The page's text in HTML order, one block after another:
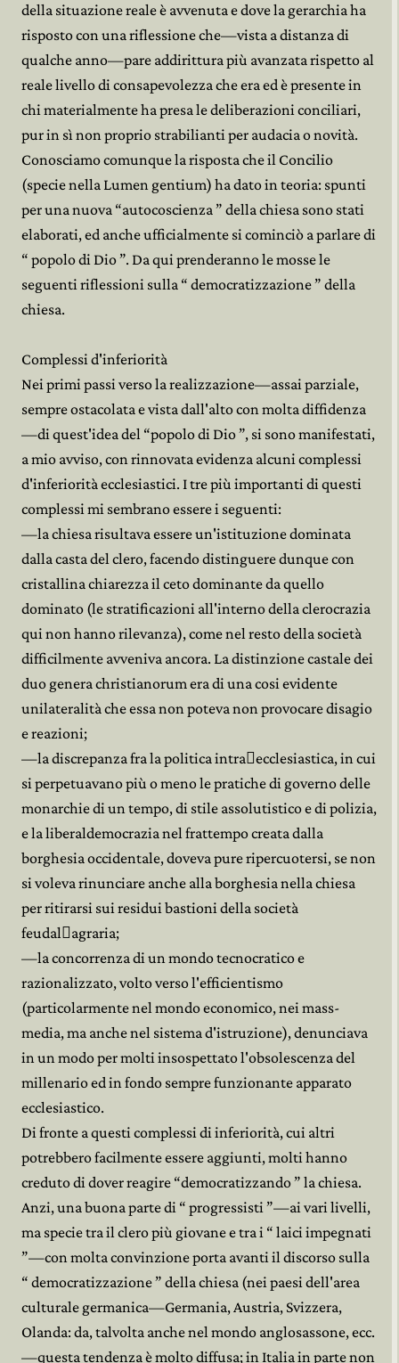
della situazione reale è avvenuta e dove la gerarchia ha
risposto con una riflessione che—vista a distanza di
qualche anno—pare addirittura più avanzata rispetto al
reale livello di consapevolezza che era ed è presente in
chi materialmente ha presa le deliberazioni conciliari,
pur in sì non proprio strabilianti per audacia o novità.
Conosciamo comunque la risposta che il Concilio
(specie nella Lumen gentium) ha dato in teoria: spunti
per una nuova “autocoscienza ” della chiesa sono stati
elaborati, ed anche ufficialmente si cominciò a parlare di
“ popolo di Dio ”. Da qui prenderanno le mosse le
seguenti riflessioni sulla “ democratizzazione ” della
chiesa.
Complessi d'inferiorità
Nei primi passi verso la realizzazione—assai parziale,
sempre ostacolata e vista dall'alto con molta diffidenza
—di quest'idea del “popolo di Dio ”, si sono manifestati,
a mio avviso, con rinnovata evidenza alcuni complessi
d'inferiorità ecclesiastici. I tre più importanti di questi
complessi mi sembrano essere i seguenti:
—la chiesa risultava essere un'istituzione dominata
dalla casta del clero, facendo distinguere dunque con
cristallina chiarezza il ceto dominante da quello
dominato (le stratificazioni all'interno della clerocrazia
qui non hanno rilevanza), come nel resto della società
difficilmente avveniva ancora. La distinzione castale dei
duo genera christianorum era di una cosi evidente
unilateralità che essa non poteva non provocare disagio
e reazioni;
—la discrepanza fra la politica intra﷓ecclesiastica, in cui
si perpetuavano più o meno le pratiche di governo delle
monarchie di un tempo, di stile assolutistico e di polizia,
e la liberaldemocrazia nel frattempo creata dalla
borghesia occidentale, doveva pure ripercuotersi, se non
si voleva rinunciare anche alla borghesia nella chiesa
per ritirarsi sui residui bastioni della società
feudal﷓agraria;
—la concorrenza di un mondo tecnocratico e
razionalizzato, volto verso l'efficientismo
(particolarmente nel mondo economico, nei mass-
media, ma anche nel sistema d'istruzione), denunciava
in un modo per molti insospettato l'obsolescenza del
millenario ed in fondo sempre funzionante apparato
ecclesiastico.
Di fronte a questi complessi di inferiorità, cui altri
potrebbero facilmente essere aggiunti, molti hanno
creduto di dover reagire “democratizzando ” la chiesa.
Anzi, una buona parte di “ progressisti ”—ai vari livelli,
ma specie tra il clero più giovane e tra i “ laici impegnati
”—con molta convinzione porta avanti il discorso sulla
“ democratizzazione ” della chiesa (nei paesi dell'area
culturale germanica—Germania, Austria, Svizzera,
Olanda: da, talvolta anche nel mondo anglosassone, ecc.
—questa tendenza è molto diffusa; in Italia in parte non